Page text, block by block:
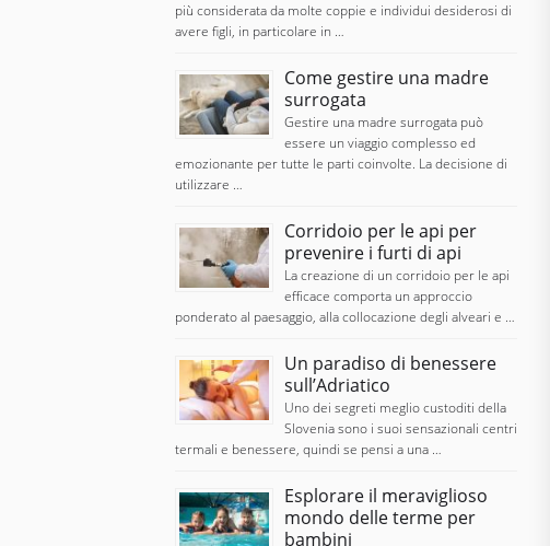
più considerata da molte coppie e individui desiderosi di
avere figli, in particolare in …
Come gestire una madre
surrogata
Gestire una madre surrogata può
essere un viaggio complesso ed
emozionante per tutte le parti coinvolte. La decisione di
utilizzare …
Corridoio per le api per
prevenire i furti di api
La creazione di un corridoio per le api
efficace comporta un approccio
ponderato al paesaggio, alla collocazione degli alveari e …
Un paradiso di benessere
sull’Adriatico
Uno dei segreti meglio custoditi della
Slovenia sono i suoi sensazionali centri
termali e benessere, quindi se pensi a una …
Esplorare il meraviglioso
mondo delle terme per
bambini